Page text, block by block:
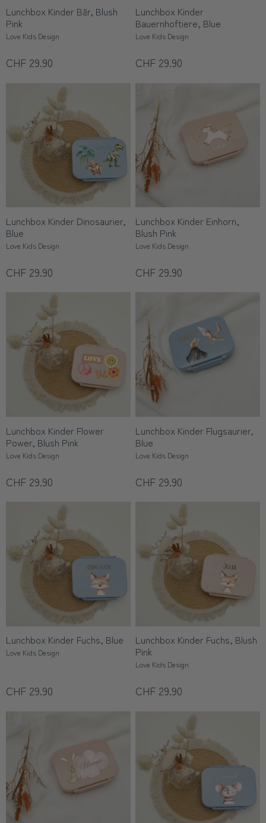
Lunchbox Kinder Bär, Blush
Pink
Love Kids Design
CHF 29.90
Lunchbox Kinder
Bauernhoftiere, Blue
Love Kids Design
CHF 29.90
Lunchbox Kinder Dinosaurier,
Blue
Love Kids Design
CHF 29.90
Lunchbox Kinder Einhorn,
Blush Pink
Love Kids Design
CHF 29.90
Lunchbox Kinder Flower
Power, Blush Pink
Love Kids Design
CHF 29.90
Lunchbox Kinder Flugsaurier,
Blue
Love Kids Design
CHF 29.90
Lunchbox Kinder Fuchs, Blue
Love Kids Design
CHF 29.90
Lunchbox Kinder Fuchs, Blush
Pink
Love Kids Design
CHF 29.90